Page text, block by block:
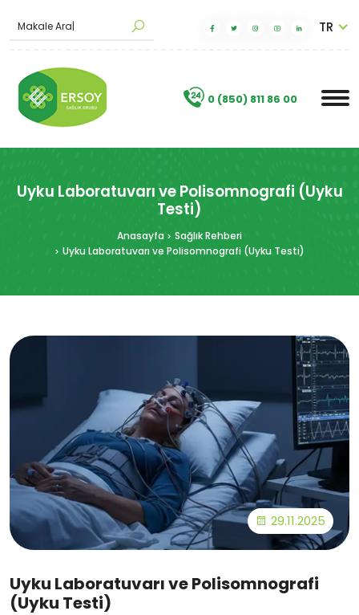
0 (850) 811 86 00
.| TR
Uyku Laboratuvarı ve Polisomnografi (Uyku
Testi)
Anasayfa
Sağlık Rehberi
Uyku Laboratuvarı ve Polisomnografi (Uyku Testi)
29.11.2025
Uyku Laboratuvarı ve Polisomnografi
(Uyku Testi)